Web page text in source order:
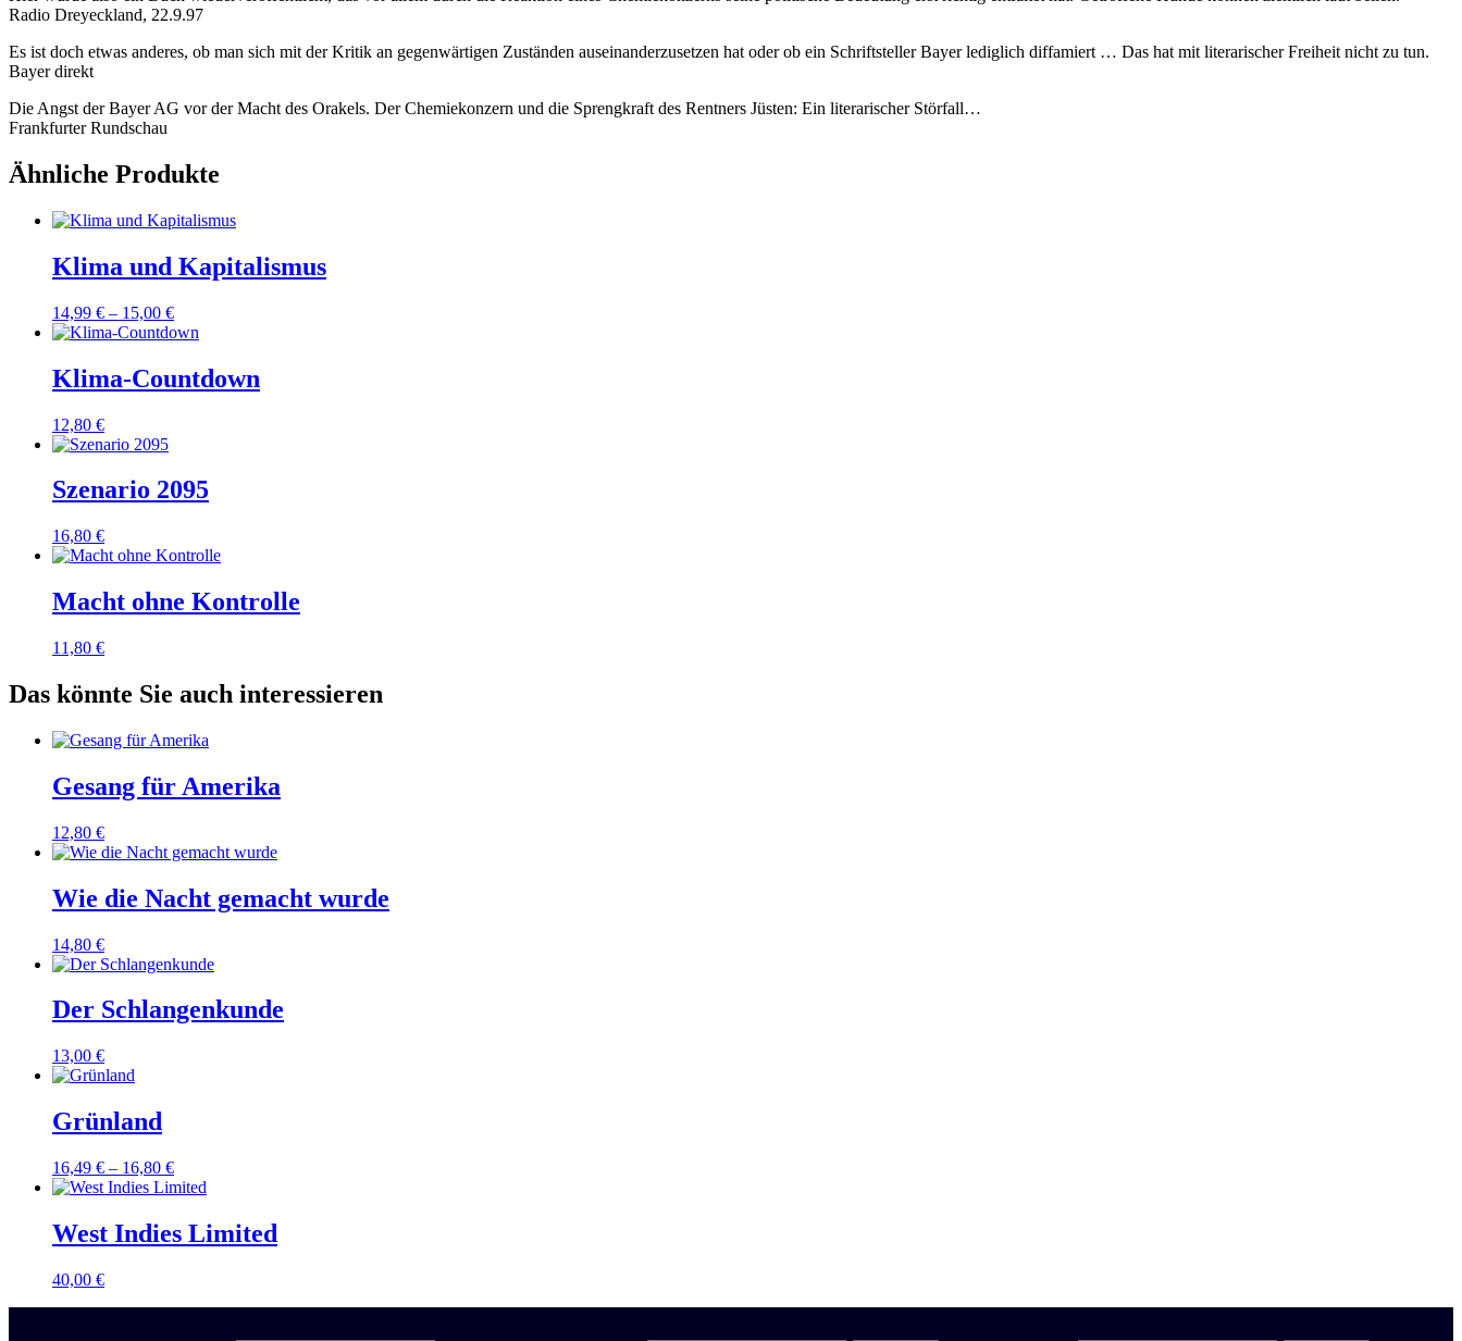
Radio Dreyeckland, 22.9.97
Es ist doch etwas anderes, ob man sich mit der Kritik an gegenwärtigen Zuständen auseinanderzusetzen hat oder ob ein Schriftsteller Bayer lediglich diffamiert … Das hat mit literarischer Freiheit nicht zu tun.
Bayer direkt
Die Angst der Bayer AG vor der Macht des Orakels. Der Chemiekonzern und die Sprengkraft des Rentners Jüsten: Ein literarischer Störfall…
Frankfurter Rundschau
Ähnliche Produkte
Klima und Kapitalismus
14,99 € – 15,00 €
Klima-Countdown
12,80 €
Szenario 2095
16,80 €
Macht ohne Kontrolle
11,80 €
Das könnte Sie auch interessieren
Gesang für Amerika
12,80 €
Wie die Nacht gemacht wurde
14,80 €
Der Schlangenkunde
13,00 €
Grünland
16,49 € – 16,80 €
West Indies Limited
40,00 €